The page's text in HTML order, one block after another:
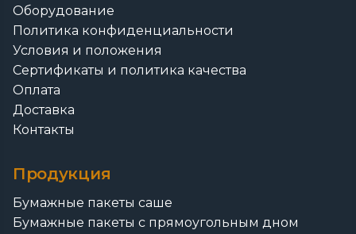
Оборудование
Политика конфиденциальности
Условия и положения
Сертификаты и политика качества
Оплата
Доставка
Контакты
Продукция
Бумажные пакеты саше
Бумажные пакеты с прямоугольным дном